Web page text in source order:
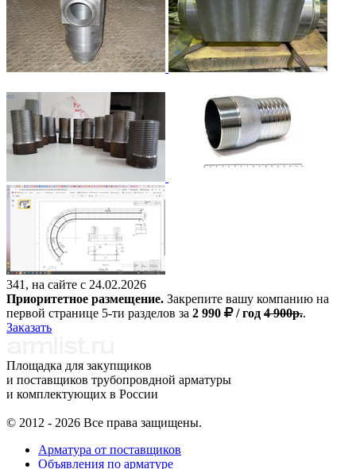
341, на сайте с 24.02.2026
Приоритетное размещение. Закрепите вашу компанию на
первой странице 5-ти разделов за 2 990 / год 4 900р..
Заказать
Площадка для закупщиков
и поставщиков трубопровдной арматуры
и комплектующих в России
© 2012 - 2026 Все права защищены.
Арматура от поставщиков
Объявления по арматуре